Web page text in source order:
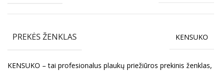
PREKĖS ŽENKLAS KENSUKO
KENSUKO – tai profesionalus plaukų priežiūros prekinis ženklas,